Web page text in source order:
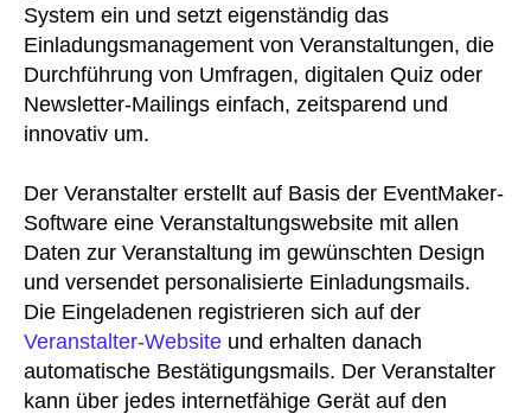
System ein und setzt eigenständig das
Einladungsmanagement von Veranstaltungen, die
Durchführung von Umfragen, digitalen Quiz oder
Newsletter-Mailings einfach, zeitsparend und
innovativ um.
Der Veranstalter erstellt auf Basis der EventMaker-
Software eine Veranstaltungswebsite mit allen
Daten zur Veranstaltung im gewünschten Design
und versendet personalisierte Einladungsmails.
Die Eingeladenen registrieren sich auf der
Veranstalter-Website und erhalten danach
automatische Bestätigungsmails. Der Veranstalter
kann über jedes internetfähige Gerät auf den